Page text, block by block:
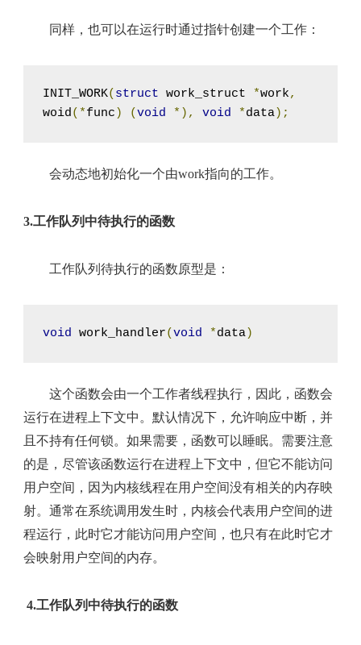
同样，也可以在运行时通过指针创建一个工作：
INIT_WORK( struct work_struct *work,
woid(*func ) (void *), void *data);
会动态地初始化一个由work指向的工作。
3.工作队列中待执行的函数
工作队列待执行的函数原型是：
void work_handler(void *data)
这个函数会由一个工作者线程执行，因此，函数会
运行在进程上下文中。默认情况下，允许响应中断，并
且不持有任何锁。如果需要，函数可以睡眠。需要注意
的是，尽管该函数运行在进程上下文中，但它不能访问
用户空间，因为内核线程在用户空间没有相关的内存映
射。通常在系统调用发生时，内核会代表用户空间的进
程运行，此时它才能访问用户空间，也只有在此时它才
会映射用户空间的内存。
4.工作队列中待执行的函数